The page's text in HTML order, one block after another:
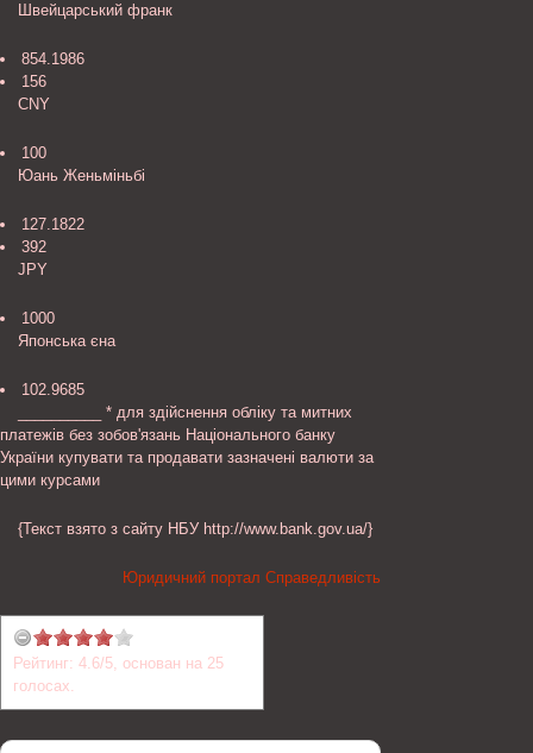
Швейцарський франк
854.1986
156
CNY
100
Юань Женьмiньбi
127.1822
392
JPY
1000
Японська єна
102.9685
__________ * для здійснення обліку та митних
платежів без зобов'язань Національного банку
України купувати та продавати зазначені валюти за
цими курсами
{Текст взято з сайту НБУ http://www.bank.gov.ua/}
Юридичний портал Справедливість
Рейтинг: 4.6/5, основан на 25
голосах.